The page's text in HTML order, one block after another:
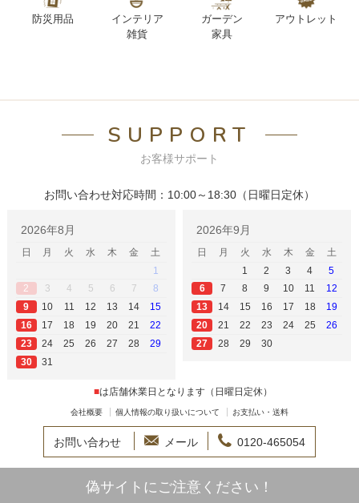
防災用品
インテリア
雑貨
ガーデン
家具
アウトレット
SUPPORT
お客様サポート
お問い合わせ対応時間：10:00～18:30（日曜日定休）
2026年8月
日 月 火 水 木 金
土
1
2
3 4 5 6 7
8
9
10 11 12 13 14
15
16
17 18 19 20 21
22
23
24 25 26 27 28
29
30
31
2026年9月
日 月 火 水 木 金
土
1
2 3 4
5
6
7 8 9 10 11
12
13
14 15 16 17 18
19
20
21 22 23 24 25
26
27
28 29 30
■は店舗休業日となります（日曜日定休）
会社概要 個人情報の取り扱いについて お支払い・送料
お問い合わせ メール 0120-465054
偽サイトにご注意ください！